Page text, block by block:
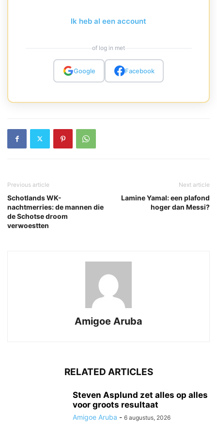
Ik heb al een account
of log in met
Google Facebook
Previous article
Schotlands WK-
nachtmerries: de mannen die
de Schotse droom
verwoestten
Next article
Lamine Yamal: een plafond
hoger dan Messi?
Amigoe Aruba
RELATED ARTICLES
Steven Asplund zet alles op alles
voor groots resultaat
Amigoe Aruba - 6 augustus, 2026